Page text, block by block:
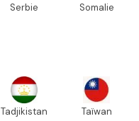
Serbie Somalie
Tadjikistan Taïwan